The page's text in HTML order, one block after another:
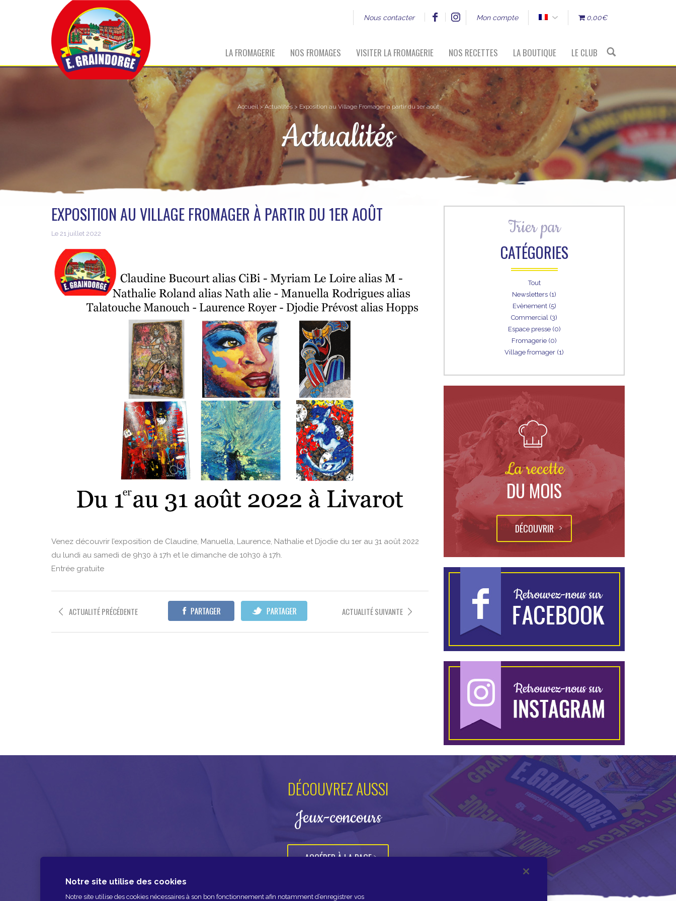
Nous contacter Mon compte 0,00€
LA FROMAGERIE NOS FROMAGES VISITER LA FROMAGERIE NOS RECETTES LA BOUTIQUE LE CLUB
Accueil>Actualités> Exposition au Village Fromager à partir du 1er août
Actualités
EXPOSITION AU VILLAGE FROMAGER À PARTIR DU 1ER AOÛT
Le 21 juillet 2022
Venez découvrir l’exposition de Claudine, Manuella, Laurence, Nathalie et Djodie du 1er au 31 août 2022
du lundi au samedi de 9h30 à 17h et le dimanche de 10h30 à 17h.
Entrée gratuite
ACTUALITÉ PRÉCÉDENTE ACTUALITÉ SUIVANTE
Trier par
CATÉGORIES
Tout
Newsletters (1)
Evènement (5)
Commercial (3)
Espace presse (0)
Fromagerie (0)
Village fromager (1)
La recette
DU MOIS
DÉCOUVRIR
DÉCOUVREZ AUSSI
Jeux-concours
ACCÉDER À LA PAGE
Notre site utilise des cookies
Notre site utilise des cookies nécessaires à son bon fonctionnement afin notamment d’enregistrer vos